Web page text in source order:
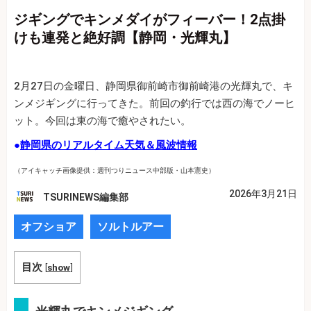
ジギングでキンメダイがフィーバー！2点掛
けも連発と絶好調【静岡・光輝丸】
2月27日の金曜日、静岡県御前崎市御前崎港の光輝丸で、キ
ンメジギングに行ってきた。前回の釣行では西の海でノーヒ
ット。今回は東の海で癒やされたい。
●静岡県のリアルタイム天気＆風波情報
（アイキャッチ画像提供：週刊つりニュース中部版・山本憲史）
TSURINEWS編集部 2026年3月21日
オフショア ソルトルアー
目次 [show]